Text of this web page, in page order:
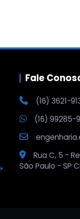
Fale
(16) 3621-
(16) 99285-
Rua C, 5 -
São Paulo - SP